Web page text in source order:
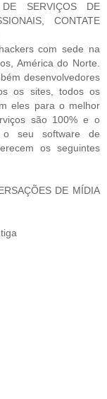
SERVIÇOS DE
CONTATE
com sede na
América do Norte.
desenvolvedores
os sites, todos os
eles para o melhor
são 100% e o
o seu software de
os seguintes
DE MÍDIA